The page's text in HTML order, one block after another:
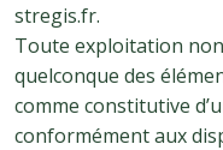
stregis.fr.
Toute exploitation
quelconque des
comme constitutive
conformément aux